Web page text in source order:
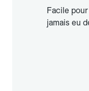
Facile
jamais eu